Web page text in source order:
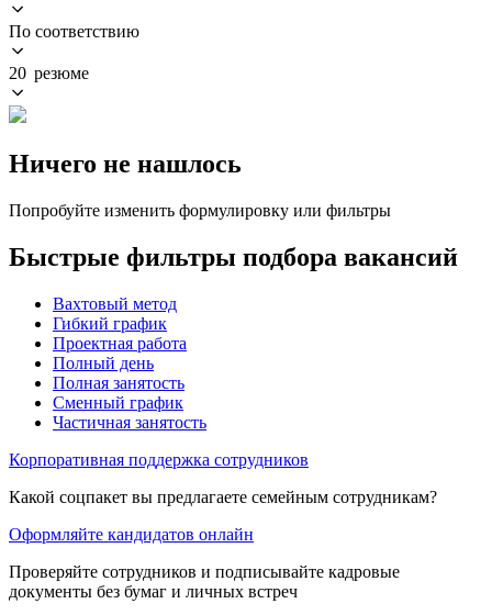
По соответствию
20 резюме
Ничего не нашлось
Попробуйте изменить формулировку или фильтры
Быстрые фильтры подбора вакансий
Вахтовый метод
Гибкий график
Проектная работа
Полный день
Полная занятость
Сменный график
Частичная занятость
Корпоративная поддержка сотрудников
Какой соцпакет вы предлагаете семейным сотрудникам?
Оформляйте кандидатов онлайн
Проверяйте сотрудников и подписывайте кадровые
документы без бумаг и личных встреч